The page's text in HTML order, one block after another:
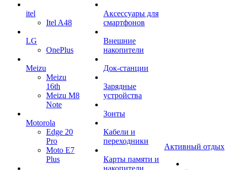
itel
Itel A48
LG
OnePlus
Meizu
Meizu
16th
Meizu M8
Note
Motorola
Edge 20
Pro
Moto E7
Plus
Аксессуары для
смартфонов
Внешние
накопители
Док-станции
Зарядные
устройства
Зонты
Кабели и
переходники
Карты памяти и
накопители
Активный отдых